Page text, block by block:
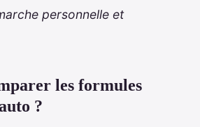
personnelle et
les formules
?